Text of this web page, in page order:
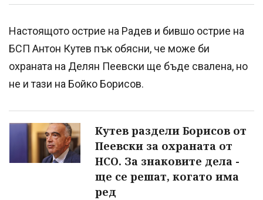
Настоящото острие на Радев и бившо острие на
БСП Антон Кутев пък обясни, че може би
охраната на Делян Пеевски ще бъде свалена, но
не и тази на Бойко Борисов.
Кутев раздели Борисов от
Пеевски за охраната от
НСО. За знаковите дела -
ще се решат, когато има
ред